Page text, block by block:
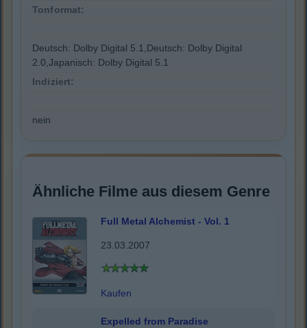
Tonformat:
Deutsch: Dolby Digital 5.1,Deutsch: Dolby Digital
2.0,Japanisch: Dolby Digital 5.1
Indiziert:
nein
Ähnliche Filme aus diesem Genre
Full Metal Alchemist - Vol. 1
23.03.2007
Kaufen
Expelled from Paradise